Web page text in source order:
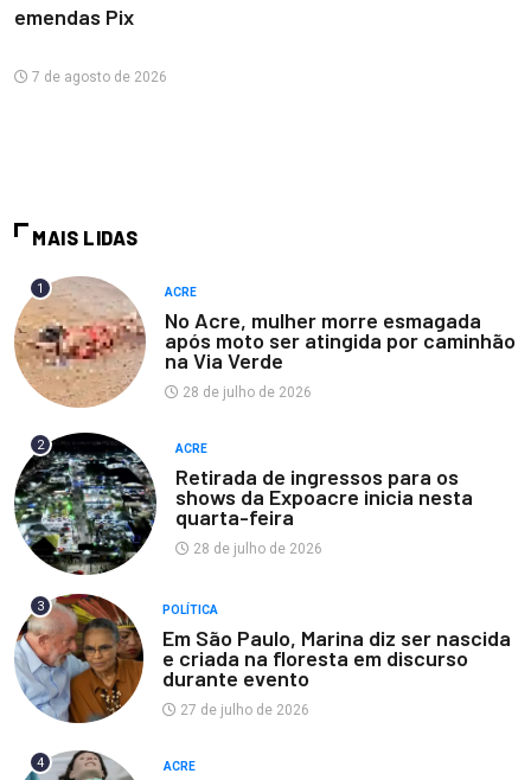
emendas Pix
7 de agosto de 2026
MAIS LIDAS
1 ACRE
No Acre, mulher morre esmagada
após moto ser atingida por caminhão
na Via Verde
28 de julho de 2026
2 ACRE
Retirada de ingressos para os
shows da Expoacre inicia nesta
quarta-feira
28 de julho de 2026
3 POLÍTICA
Em São Paulo, Marina diz ser nascida
e criada na floresta em discurso
durante evento
27 de julho de 2026
4 ACRE